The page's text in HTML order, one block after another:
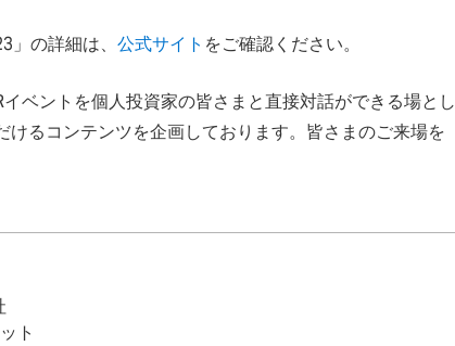
」の詳細は、 公式サイト をご確認ください。
ベントを個人投資家の皆さまと直接対話ができる場とし
けるコンテンツを企画しております。皆さまのご来場を
ト